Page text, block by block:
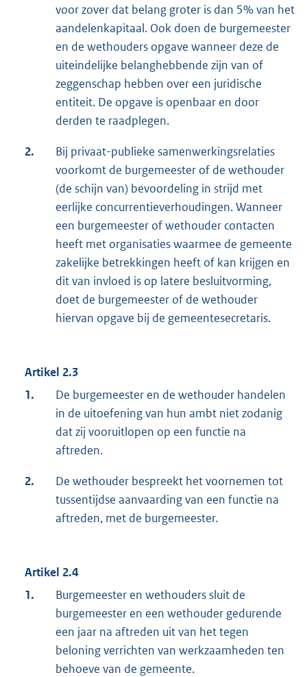
voor zover dat belang groter is dan 5% van het
aandelenkapitaal. Ook doen de burgemeester
en de wethouders opgave wanneer deze de
uiteindelijke belanghebbende zijn van of
zeggenschap hebben over een juridische
entiteit. De opgave is openbaar en door
derden te raadplegen.
2.
Bij privaat-publieke samenwerkingsrelaties
voorkomt de burgemeester of de wethouder
(de schijn van) bevoordeling in strijd met
eerlijke concurrentieverhoudingen. Wanneer
een burgemeester of wethouder contacten
heeft met organisaties waarmee de gemeente
zakelijke betrekkingen heeft of kan krijgen en
dit van invloed is op latere besluitvorming,
doet de burgemeester of de wethouder
hiervan opgave bij de gemeentesecretaris.
Artikel 2.3
1.
De burgemeester en de wethouder handelen
in de uitoefening van hun ambt niet zodanig
dat zij vooruitlopen op een functie na
aftreden.
2.
De wethouder bespreekt het voornemen tot
tussentijdse aanvaarding van een functie na
aftreden, met de burgemeester.
Artikel 2.4
1.
Burgemeester en wethouders sluit de
burgemeester en een wethouder gedurende
een jaar na aftreden uit van het tegen
beloning verrichten van werkzaamheden ten
behoeve van de gemeente.